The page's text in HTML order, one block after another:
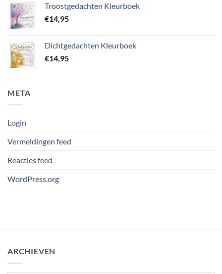
Troostgedachten Kleurboek
€14,95
Dichtgedachten Kleurboek
€14,95
META
Login
Vermeldingen feed
Reacties feed
WordPress.org
ARCHIEVEN